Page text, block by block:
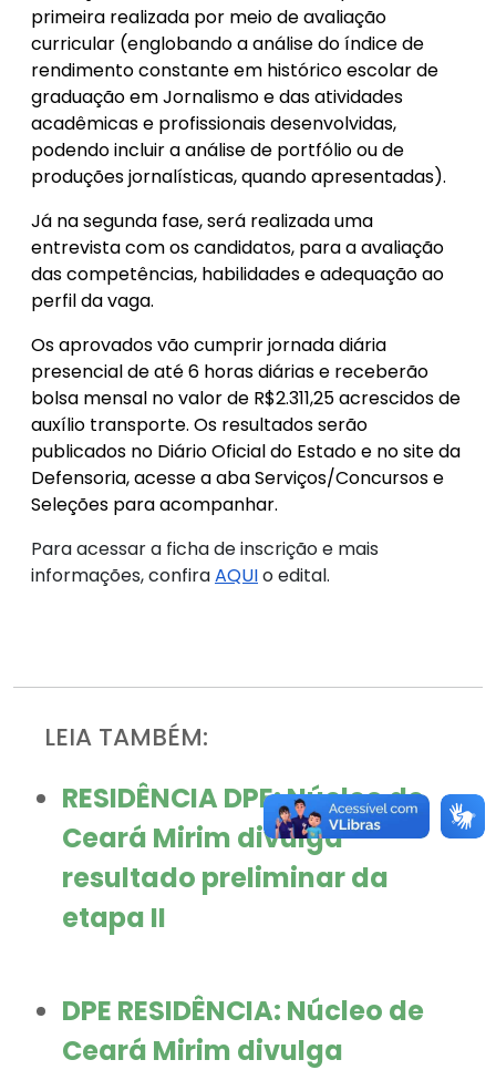
primeira realizada por meio de avaliação
curricular (englobando a análise do índice de
rendimento constante em histórico escolar de
graduação em Jornalismo e das atividades
acadêmicas e profissionais desenvolvidas,
podendo incluir a análise de portfólio ou de
produções jornalísticas, quando apresentadas).
Já na segunda fase, será realizada uma
entrevista com os candidatos, para a avaliação
das competências, habilidades e adequação ao
perfil da vaga.
Os aprovados vão cumprir jornada diária
presencial de até 6 horas diárias e receberão
bolsa mensal no valor de R$2.311,25 acrescidos de
auxílio transporte. Os resultados serão
publicados no Diário Oficial do Estado e no site da
Defensoria, acesse a aba Serviços/Concursos e
Seleções para acompanhar.
Para acessar a ficha de inscrição e mais
informações, confiraAQUIo edital.
LEIA TAMBÉM:
RESIDÊNCIA DPE: Núcleo de
Ceará Mirim divulga
resultado preliminar da
etapa II
DPE RESIDÊNCIA: Núcleo de
Ceará Mirim divulga